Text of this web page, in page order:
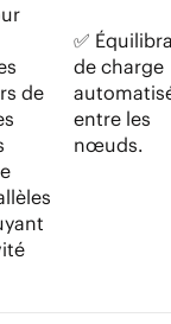
de
✅
de charge
entre les
nœuds.